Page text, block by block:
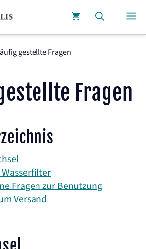
gestellte Fragen
Fragen
Fragen zur Benutzung
Versand